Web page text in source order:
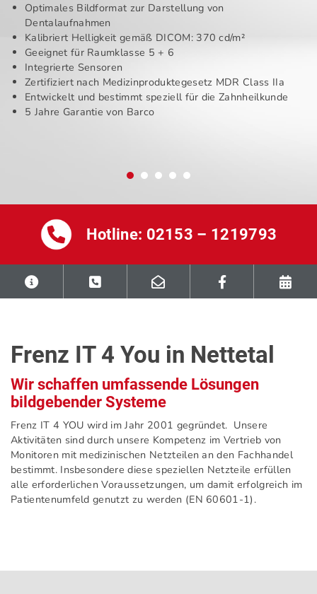
Optimales Bildformat zur Darstellung von
Dentalaufnahmen
Kalibriert Helligkeit gemäß DICOM: 370 cd/m²
Geeignet für Raumklasse 5 + 6
Integrierte Sensoren
Zertifiziert nach Medizinproduktegesetz MDR Class IIa
Entwickelt und bestimmt speziell für die Zahnheilkunde
5 Jahre Garantie von Barco
Hotline: 02153 – 1219793
Frenz IT 4 You in Nettetal
Wir schaffen umfassende Lösungen
bildgebender Systeme
Frenz IT 4 YOU wird im Jahr 2001 gegründet. Unsere
Aktivitäten sind durch unsere Kompetenz im Vertrieb von
Monitoren mit medizinischen Netzteilen an den Fachhandel
bestimmt. Insbesondere diese speziellen Netzteile erfüllen
alle erforderlichen Voraussetzungen, um damit erfolgreich im
Patientenumfeld genutzt zu werden (EN 60601-1).